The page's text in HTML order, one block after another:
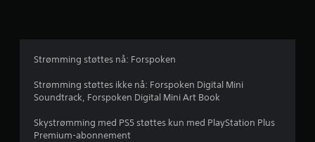
Strømming støttes nå: Forspoken
Strømming støttes ikke nå: Forspoken Digital Mini
Soundtrack, Forspoken Digital Mini Art Book
Skystrømming med PS5 støttes kun med PlayStation Plus
Premium-abonnement